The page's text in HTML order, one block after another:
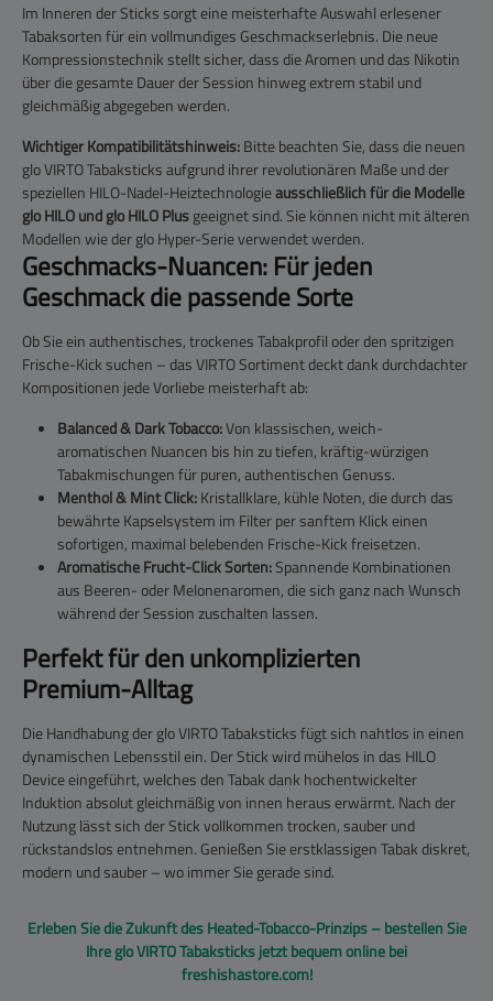
Im Inneren der Sticks sorgt eine meisterhafte Auswahl erlesener
Tabaksorten für ein vollmundiges Geschmackserlebnis. Die neue
Kompressionstechnik stellt sicher, dass die Aromen und das Nikotin
über die gesamte Dauer der Session hinweg extrem stabil und
gleichmäßig abgegeben werden.
Wichtiger Kompatibilitätshinweis:Bitte beachten Sie, dass die neuen
glo VIRTO Tabaksticks aufgrund ihrer revolutionären Maße und der
speziellen HILO-Nadel-Heiztechnologieausschließlich für die Modelle
glo HILO und glo HILO Plusgeeignet sind. Sie können nicht mit älteren
Modellen wie der glo Hyper-Serie verwendet werden.
Geschmacks-Nuancen: Für jeden
Geschmack die passende Sorte
Ob Sie ein authentisches, trockenes Tabakprofil oder den spritzigen
Frische-Kick suchen – das VIRTO Sortiment deckt dank durchdachter
Kompositionen jede Vorliebe meisterhaft ab:
Balanced & Dark Tobacco:Von klassischen, weich-
aromatischen Nuancen bis hin zu tiefen, kräftig-würzigen
Tabakmischungen für puren, authentischen Genuss.
Menthol & Mint Click:Kristallklare, kühle Noten, die durch das
bewährte Kapselsystem im Filter per sanftem Klick einen
sofortigen, maximal belebenden Frische-Kick freisetzen.
Aromatische Frucht-Click Sorten:Spannende Kombinationen
aus Beeren- oder Melonenaromen, die sich ganz nach Wunsch
während der Session zuschalten lassen.
Perfekt für den unkomplizierten
Premium-Alltag
Die Handhabung derglo VIRTO Tabaksticksfügt sich nahtlos in einen
dynamischen Lebensstil ein. Der Stick wird mühelos in das HILO
Device eingeführt, welches den Tabak dank hochentwickelter
Induktion absolut gleichmäßig von innen heraus erwärmt. Nach der
Nutzung lässt sich der Stick vollkommen trocken, sauber und
rückstandslos entnehmen. Genießen Sie erstklassigen Tabak diskret,
modern und sauber – wo immer Sie gerade sind.
Erleben Sie die Zukunft des Heated-Tobacco-Prinzips – bestellen Sie
Ihre glo VIRTO Tabaksticks jetzt bequem online bei
freshishastore.com!